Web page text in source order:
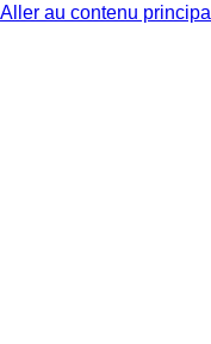
Aller au contenu principal